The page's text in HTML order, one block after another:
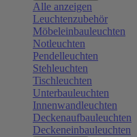
Alle anzeigen
Leuchtenzubehör
Möbeleinbauleuchten
Notleuchten
Pendelleuchten
Stehleuchten
Tischleuchten
Unterbauleuchten
Innenwandleuchten
Deckenaufbauleuchten
Deckeneinbauleuchten